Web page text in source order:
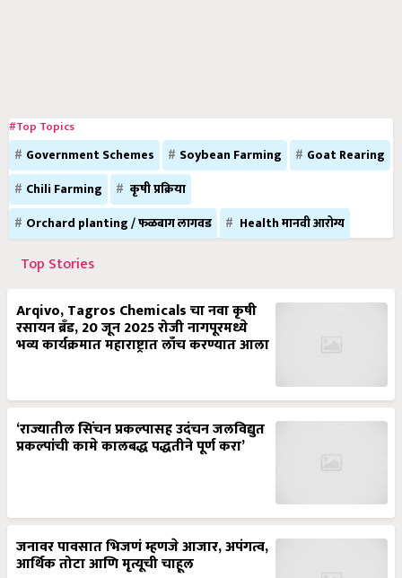
#Top Topics
Government Schemes Soybean Farming
Goat Rearing
Chili Farming
कृषी प्रक्रिया
Orchard planting / फळबाग लागवड
Health मानवी आरोग्य
Top Stories
Arqivo, Tagros Chemicals चा नवा कृषी
रसायन ब्रँड, 20 जून 2025 रोजी नागपूरमध्ये
भव्य कार्यक्रमात महाराष्ट्रात लाँच करण्यात आला
‘राज्यातील सिंचन प्रकल्पासह उदंचन जलविद्युत
प्रकल्पांची कामे कालबद्ध पद्धतीने पूर्ण करा’
जनावर पावसात भिजणं म्हणजे आजार, अपंगत्व,
आर्थिक तोटा आणि मृत्यूची चाहूल